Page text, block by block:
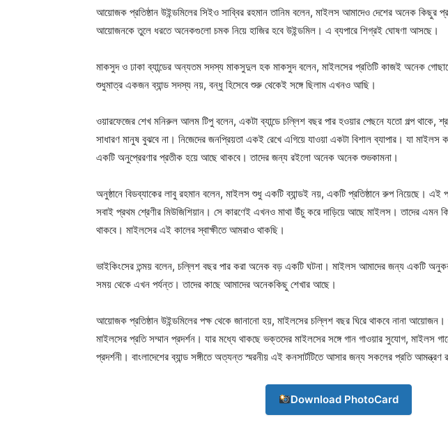
আয়োজক প্রতিষ্ঠান উইন্ডমিলের সিইও সাব্বির রহমান তানিম বলেন, মাইলস আমাদেও দেশের অনেক কিছুর
আয়োজনকে তুলে ধরতে অনেকগুলো চমক নিয়ে হাজির হবে উইন্ডমিল। এ ব্যপারে শিগ্রই ঘোষণা আসছে।
মাকসুদ ও ঢাকা ব্যান্ডের অন্যতম সদস্য মাকসুদুল হক মাকসুদ বলেন, মাইলসের প্রতিটি কাজই অনেক
শুধুমাত্র একজন ব্যান্ড সদস্য নয়, বন্ধু হিসেবে শুরু থেকেই সঙ্গে ছিলাম এখনও আছি।
ওয়ারফেজের শেখ মনিরুল আলম টিপু বলেন, একটা ব্যান্ডে চল্লিশ বছর পার হওয়ার পেছনে যতো গল্প থাকে,
সাধারণ মানুষ বুঝবে না। নিজেদের জনপ্রিয়তা একই রেখে এগিয়ে যাওয়া একটা বিশাল ব্যাপার। যা
একটি অনুপ্রেরণার প্রতীক হয়ে আছে থাকবে। তাদের জন্য রইলো অনেক অনেক শুভকামনা।
অনুষ্ঠানে বিডব্যাকের লাবু রহমান বলেন, মাইলস শুধু একটি ব্যান্ডই নয়, একটি প্রতিষ্ঠানে রুপ নিয়েছে। এই
সবাই প্রথম শ্রেণীর মিউজিশিয়ান। সে কারণেই এখনও মাথা উঁচু করে দাড়িয়ে আছে মাইলস। তাদের এমন
থাকবে। মাইলসের এই কালের স্বাক্ষীতে আমরাও থাকছি।
ভাইকিংসের তন্ময় বলেন, চল্লিশ বছর পার করা অনেক বড় একটি ঘটনা। মাইলস আমাদের জন্য একটি
সময় থেকে এখন পর্যন্ত। তাদের কাছে আমাদের অনেককিছু শেখার আছে।
আয়োজক প্রতিষ্ঠান উইন্ডমিলের পক্ষ থেকে জানানো হয়, মাইলসের চল্লিশ বছর ঘিরে থাকবে নানা আয়োজন।
মাইলসের প্রতি সম্মান প্রদর্শন। যার মধ্যে থাকছে ভক্তদের মাইলসের সঙ্গে গান গাওয়ার সুযোগ, মাইলস
প্রদর্শনী। বাংলাদেশের ব্যান্ড সঙ্গীতে অত্যন্ত স্মরনীয় এই কনসার্টটিতে আসার জন্য সকলের প্রতি আমন্ত্রণ
Download PhotoCard